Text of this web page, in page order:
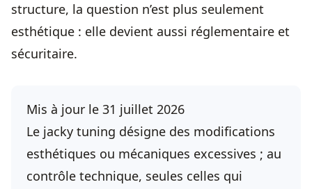
structure, la question n’est plus seulement
esthétique : elle devient aussi réglementaire et
sécuritaire.
Mis à jour le 31 juillet 2026
Le jacky tuning désigne des modifications
esthétiques ou mécaniques excessives ; au
contrôle technique, seules celles qui